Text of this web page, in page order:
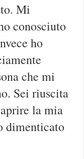
Mi
conosciuto
ho
che mi
Sei riuscita
la mia
dimenticato